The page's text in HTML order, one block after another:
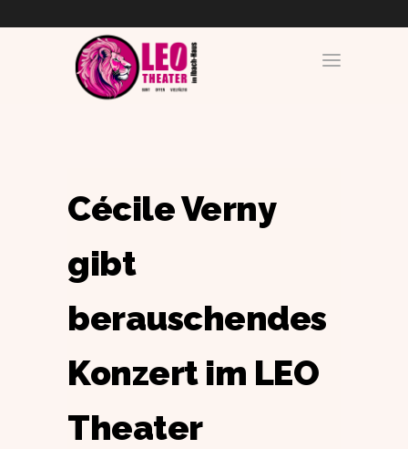
Cécile Verny
gibt
berauschendes
Konzert im LEO
Theater